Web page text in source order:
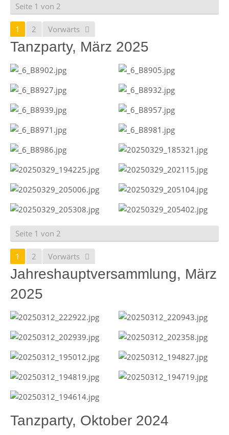
Seite 1 von 2
1 2 Vorwärts
Tanzparty, März 2025
Seite 1 von 2
1 2 Vorwärts
Jahreshauptversammlung, März
2025
Tanzparty, Oktober 2024